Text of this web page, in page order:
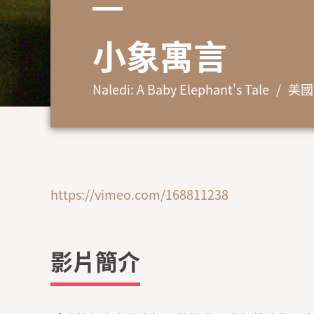
小象寓言
Naledi: A Baby Elephant's Tale 美國
https://vimeo.com/168811238
影片簡介